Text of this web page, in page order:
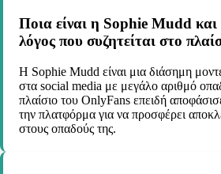
Ποια είναι η Sophie Mudd και
λόγος που συζητείται στο
Η Sophie Mudd είναι μια διάσημη
στα social media με μεγάλο αριθμό
πλαίσιο του OnlyFans επειδή
την πλατφόρμα για να προσφέρει
στους οπαδούς της.